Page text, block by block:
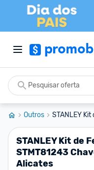
Outros STANLEY
STANLEY Kit de
STMT81243
Alicates